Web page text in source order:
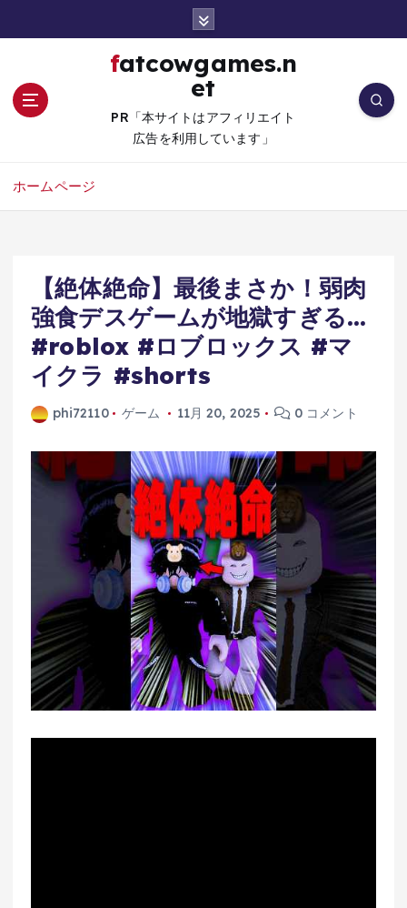
fatcowgames.n
et
PR「本サイトはアフィリエイト
広告を利用しています」
ホームページ
【絶体絶命】最後まさか！弱肉
強食デスゲームが地獄すぎる…
#roblox #ロブロックス #マ
イクラ #shorts
phi72110 ゲーム 11月 20, 2025 0 コメント